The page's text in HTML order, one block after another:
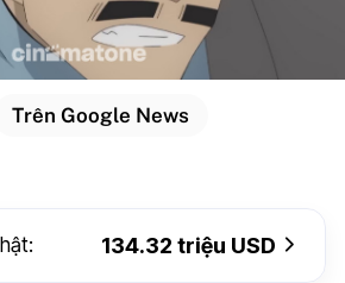
Trên Google News
134.32 triệu USD